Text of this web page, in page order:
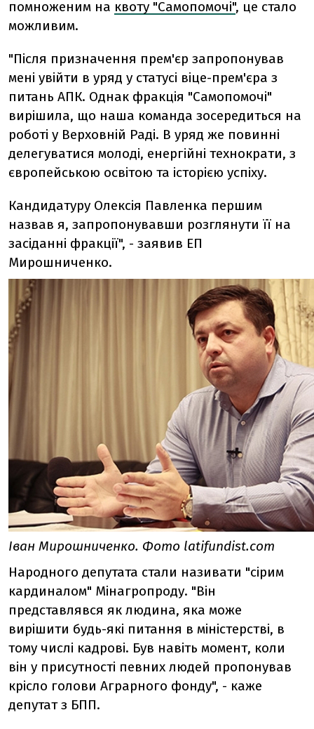
помноженим на квоту "Самопомочі", це стало
можливим.
"Після призначення прем'єр запропонував
мені увійти в уряд у статусі віце-прем'єра з
питань АПК. Однак фракція "Самопомочі"
вирішила, що наша команда зосередиться на
роботі у Верховній Раді. В уряд же повинні
делегуватися молоді, енергійні технократи, з
європейською освітою та історією успіху.
Кандидатуру Олексія Павленка першим
назвав я, запропонувавши розглянути її на
засіданні фракції", - заявив ЕП
Мирошниченко.
Іван Мирошниченко. Фото latifundist.com
Народного депутата стали називати "сірим
кардиналом" Мінагропроду. "Він
представлявся як людина, яка може
вирішити будь-які питання в міністерстві, в
тому числі кадрові. Був навіть момент, коли
він у присутності певних людей пропонував
крісло голови Аграрного фонду", - каже
депутат з БПП.